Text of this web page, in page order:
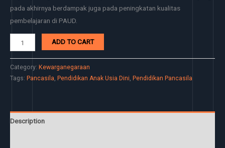
pada akhirnya berdampak juga pada peningkatan kualitas
pembelajaran di PAUD.
ADD TO CART
Category: Kewarganegaraan
Tags: Pancasila, Pendidikan Anak Usia Dini, Pendidikan Pancasila
Description